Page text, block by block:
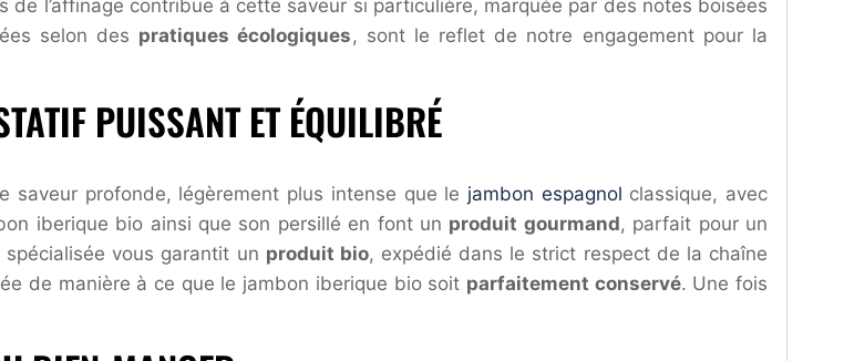
l’affinage contribue à cette saveur si particulière, marquée par des notes boisées
selon des pratiques écologiques, sont le reflet de notre engagement pour la
PUISSANT ET ÉQUILIBRÉ
saveur profonde, légèrement plus intense que le jambon espagnol classique, avec
iberique bio ainsi que son persillé en font un produit gourmand, parfait pour un
vous garantit un produit bio, expédié dans le strict respect de la chaîne
de manière à ce que le jambon iberique bio soit parfaitement conservé. Une fois